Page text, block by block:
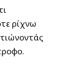
ρίχνω